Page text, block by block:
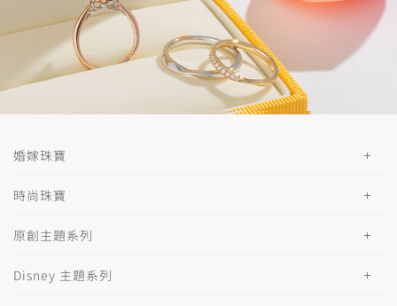
婚嫁珠寶
時尚珠寶
原創主題系列
Disney 主題系列